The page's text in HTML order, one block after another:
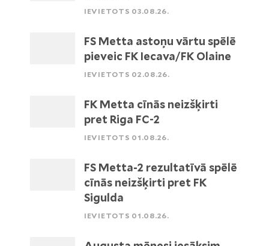
IEVIETOTS 03.08.26.
FS Metta astoņu vārtu spēlē
pieveic FK Iecava/FK Olaine
IEVIETOTS 02.08.26.
FK Metta cīnās neizšķirti
pret Riga FC-2
IEVIETOTS 01.08.26.
FS Metta-2 rezultatīvā spēlē
cīnās neizšķirti pret FK
Sigulda
IEVIETOTS 01.08.26.